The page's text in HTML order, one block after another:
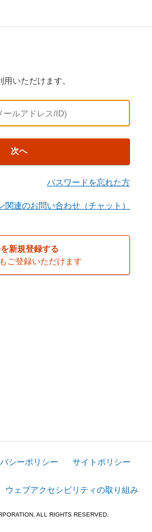
いただけます。
次へ
パスワードを忘れた方
関連のお問い合わせ（チャット）
新規登録する
ご登録いただけます
シーポリシー サイトポリシー
ウェブアクセシビリティの取り組み
ALL RIGHTS RESERVED.